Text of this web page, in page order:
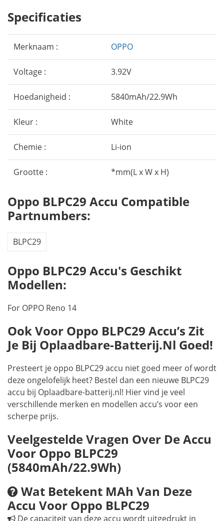
Specificaties
Merknaam : OPPO
Voltage : 3.92V
Hoedanigheid : 5840mAh/22.9Wh
Kleur : White
Chemie : Li-ion
Grootte : *mm(L x W x H)
Oppo BLPC29 Accu Compatible
Partnumbers:
BLPC29
Oppo BLPC29 Accu's Geschikt
Modellen:
For OPPO Reno 14
Ook Voor Oppo BLPC29 Accu’s Zit
Je Bij Oplaadbare-Batterij.nl Goed!
Presteert je oppo BLPC29 accu niet goed meer of wordt
deze ongelofelijk heet? Bestel dan een nieuwe BLPC29
accu bij Oplaadbare-batterij.nl! Hier vind je veel
verschillende merken en modellen accu’s voor een
scherpe prijs.
Veelgestelde Vragen Over De Accu
Voor Oppo BLPC29
(5840mAh/22.9Wh)
Wat Betekent MAh Van Deze
Accu Voor Oppo BLPC29
De capaciteit van deze accu wordt uitgedrukt in